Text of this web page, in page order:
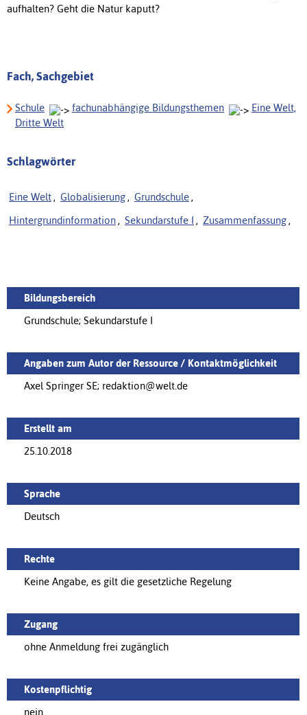
aufhalten? Geht die Natur kaputt?
Fach, Sachgebiet
Schule fachunabhängige Bildungsthemen
Eine Welt,
Dritte Welt
Schlagwörter
Eine Welt , Globalisierung , Grundschule ,
Hintergrundinformation , Sekundarstufe I , Zusammenfassung ,
Bildungsbereich
Grundschule; Sekundarstufe I
Angaben zum Autor der Ressource / Kontaktmöglichkeit
Axel Springer SE; redaktion@welt.de
Erstellt am
25.10.2018
Sprache
Deutsch
Rechte
Keine Angabe, es gilt die gesetzliche Regelung
Zugang
ohne Anmeldung frei zugänglich
Kostenpflichtig
nein